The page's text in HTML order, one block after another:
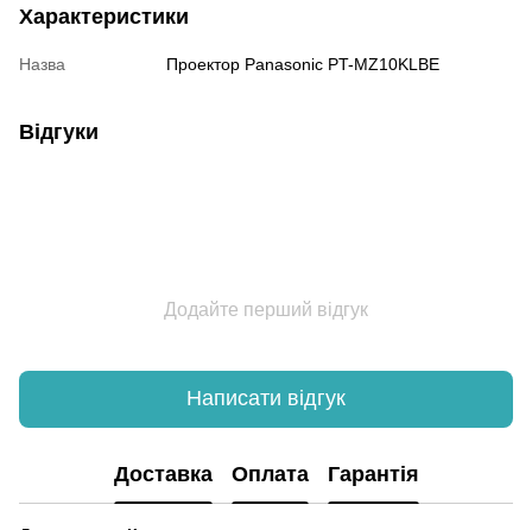
Характеристики
Назва Проектор Panasonic PT-MZ10KLBE
Відгуки
Додайте перший відгук
Написати відгук
Доставка Оплата Гарантія